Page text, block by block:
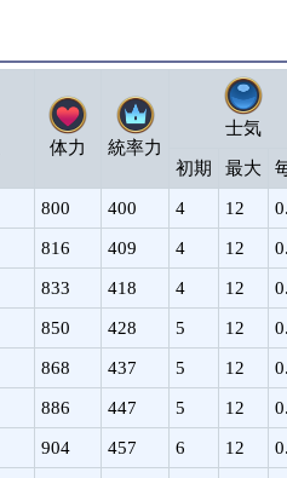
体力 統率力
士気
初期 最大
800 400 4 12
816 409 4 12
833 418 4 12
850 428 5 12
868 437 5 12
886 447 5 12
904 457 6 12